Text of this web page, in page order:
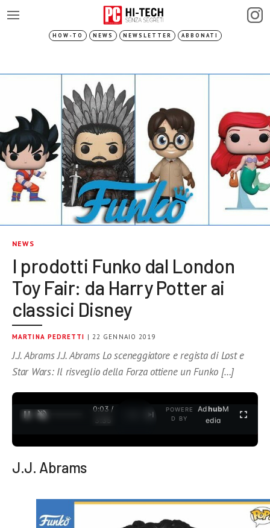
HOW-TO NEWS NEWSLETTER ABBONATI
NEWS
I prodotti Funko dal London
Toy Fair: da Harry Potter ai
classici Disney
MARTINA PEDRETTI | 22 GENNAIO 2019
J.J. Abrams J.J. Abrams Lo sceneggiatore e regista di Lost e
Star Wars: Il risveglio della Forza ottiene un Funko […]
0:03 /
3:35
POWERE
D BY
AdhubM
edia
J.J. Abrams